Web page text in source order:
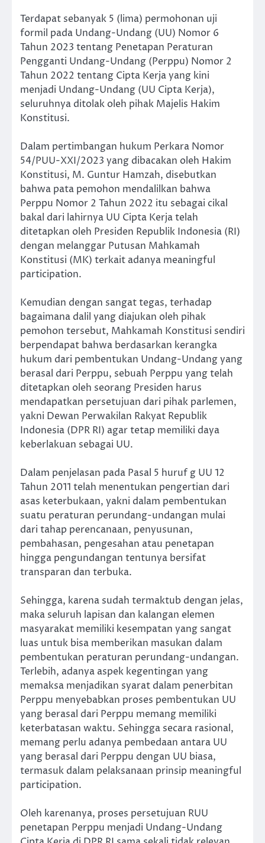
Terdapat sebanyak 5 (lima) permohonan uji
formil pada Undang-Undang (UU) Nomor 6
Tahun 2023 tentang Penetapan Peraturan
Pengganti Undang-Undang (Perppu) Nomor 2
Tahun 2022 tentang Cipta Kerja yang kini
menjadi Undang-Undang (UU Cipta Kerja),
seluruhnya ditolak oleh pihak Majelis Hakim
Konstitusi.
Dalam pertimbangan hukum Perkara Nomor
54/PUU-XXI/2023 yang dibacakan oleh Hakim
Konstitusi, M. Guntur Hamzah, disebutkan
bahwa pata pemohon mendalilkan bahwa
Perppu Nomor 2 Tahun 2022 itu sebagai cikal
bakal dari lahirnya UU Cipta Kerja telah
ditetapkan oleh Presiden Republik Indonesia (RI)
dengan melanggar Putusan Mahkamah
Konstitusi (MK) terkait adanya meaningful
participation.
Kemudian dengan sangat tegas, terhadap
bagaimana dalil yang diajukan oleh pihak
pemohon tersebut, Mahkamah Konstitusi sendiri
berpendapat bahwa berdasarkan kerangka
hukum dari pembentukan Undang-Undang yang
berasal dari Perppu, sebuah Perppu yang telah
ditetapkan oleh seorang Presiden harus
mendapatkan persetujuan dari pihak parlemen,
yakni Dewan Perwakilan Rakyat Republik
Indonesia (DPR RI) agar tetap memiliki daya
keberlakuan sebagai UU.
Dalam penjelasan pada Pasal 5 huruf g UU 12
Tahun 2011 telah menentukan pengertian dari
asas keterbukaan, yakni dalam pembentukan
suatu peraturan perundang-undangan mulai
dari tahap perencanaan, penyusunan,
pembahasan, pengesahan atau penetapan
hingga pengundangan tentunya bersifat
transparan dan terbuka.
Sehingga, karena sudah termaktub dengan jelas,
maka seluruh lapisan dan kalangan elemen
masyarakat memiliki kesempatan yang sangat
luas untuk bisa memberikan masukan dalam
pembentukan peraturan perundang-undangan.
Terlebih, adanya aspek kegentingan yang
memaksa menjadikan syarat dalam penerbitan
Perppu menyebabkan proses pembentukan UU
yang berasal dari Perppu memang memiliki
keterbatasan waktu. Sehingga secara rasional,
memang perlu adanya pembedaan antara UU
yang berasal dari Perppu dengan UU biasa,
termasuk dalam pelaksanaan prinsip meaningful
participation.
Oleh karenanya, proses persetujuan RUU
penetapan Perppu menjadi Undang-Undang